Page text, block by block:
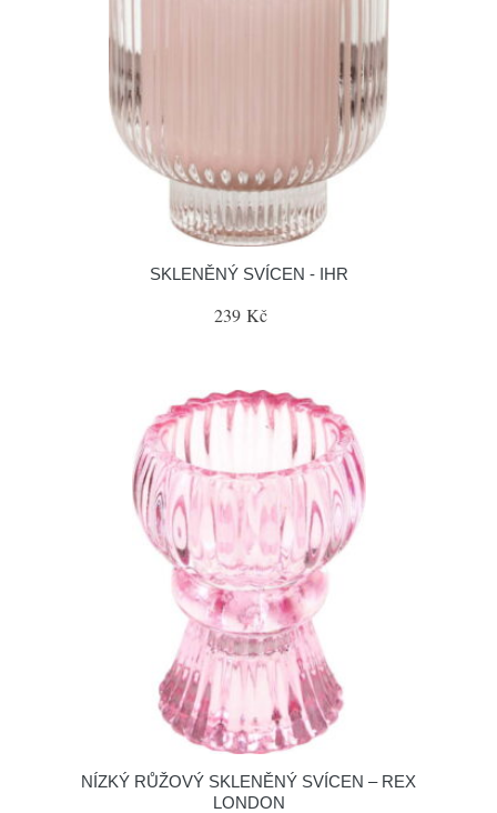
SKLENĚNÝ SVÍCEN - IHR
239 Kč
NÍZKÝ RŮŽOVÝ SKLENĚNÝ SVÍCEN – REX
LONDON